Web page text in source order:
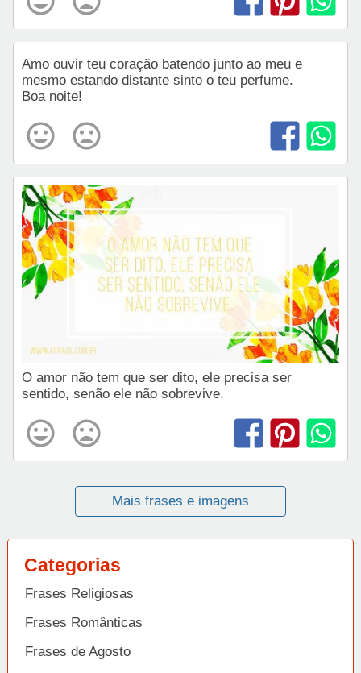
Amo ouvir teu coração batendo junto ao meu e
mesmo estando distante sinto o teu perfume.
Boa noite!
O amor não tem que ser dito, ele precisa ser
sentido, senão ele não sobrevive.
Mais frases e imagens
Categorias
Frases Religiosas
Frases Românticas
Frases de Agosto